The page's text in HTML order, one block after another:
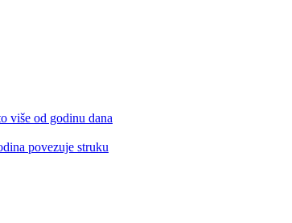
više od godinu dana
povezuje struku